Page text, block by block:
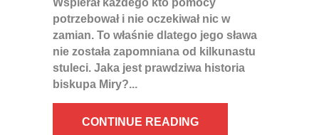
potrzebował i nie oczekiwał nic w
zamian. To właśnie dlatego jego sława
nie została zapomniana od kilkunastu
stuleci. Jaka jest prawdziwa historia
biskupa Miry?
CONTINUE READING